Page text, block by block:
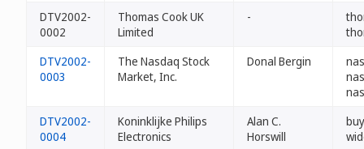
DTV2002-
0002
Thomas Cook UK
Limited
-
DTV2002-
0003
The Nasdaq Stock
Market, Inc.
Donal Bergin
DTV2002-
0004
Koninklijke Philips
Electronics
Alan C.
Horswill